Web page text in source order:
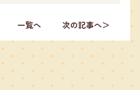
一覧へ 次の記事へ＞